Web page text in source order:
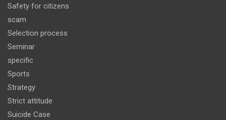
Safety for citizens
scam
Selection process
Seminar
specific
Sports
Strategy
Strict attitude
Suicide Case